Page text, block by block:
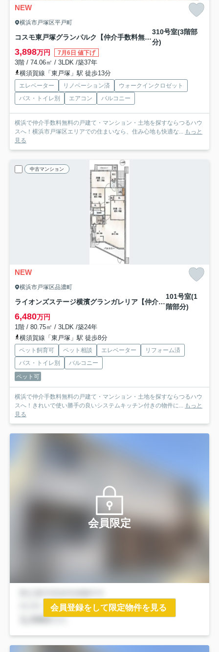
NEW
横浜市戸塚区平戸町
コスモ東戸塚グランパルク【仲介手数料無料】
310号室(3階部
分)
3,898万円 7月6日 値下げ
3階 / 74.06㎡ / 3LDK /築37年
横須賀線「東戸塚」駅 徒歩13分
エレベーター リノベーション済
ウォークインクロゼット
バス・トイレ別
エアコン バルコニー
横浜で仲介手数料無料の戸建て・マンション・土地を探すならつるハウ
スへ！横浜市戸塚区エリアでの住まいなら、住み心地も快適な... もっと
見る
中古マンション
NEW
横浜市戸塚区品濃町
ライオンズステージ横濱グランガレリア【仲介手数料無料】ペット可♪
101号室(1
階部分)
6,480万円
1階 / 80.75㎡ / 3LDK /築24年
横須賀線「東戸塚」駅 徒歩8分
ペット飼育可 ペット相談 エレベーター
リフォーム済
バス・トイレ別
バルコニー
ペット可
横浜で仲介手数料無料の戸建て・マンション・土地を探すならつるハウ
スへ！きれいで使い勝手の良いシステムキッチン付きの物件に... もっと
見る
会員限定
会員登録をして限定物件を見る